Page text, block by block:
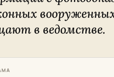
в ведомстве.